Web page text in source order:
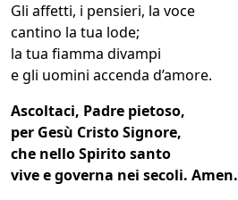
Gli affetti, i pensieri, la voce
cantino la tua lode;
la tua fiamma divampi
e gli uomini accenda d’amore.
Ascoltaci, Padre pietoso,
per Gesù Cristo Signore,
che nello Spirito santo
vive e governa nei secoli. Amen.